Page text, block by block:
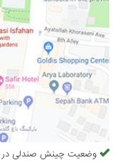
وضعیت چینش صندلی در